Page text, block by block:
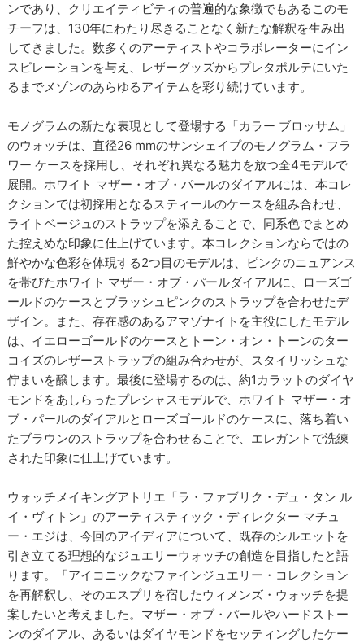
ンであり、クリエイティビティの普遍的な象徴でもあるこのモ
チーフは、130年にわたり尽きることなく新たな解釈を生み出
してきました。数多くのアーティストやコラボレーターにイン
スピレーションを与え、レザーグッズからプレタポルテにいた
るまでメゾンのあらゆるアイテムを彩り続けています。
モノグラムの新たな表現として登場する「カラー ブロッサム」
のウォッチは、直径26 mmのサンシェイプのモノグラム・フラ
ワー ケースを採用し、それぞれ異なる魅力を放つ全4モデルで
展開。ホワイト マザー・オブ・パールのダイアルには、本コレ
クションでは初採用となるスティールのケースを組み合わせ、
ライトベージュのストラップを添えることで、同系色でまとめ
た控えめな印象に仕上げています。本コレクションならではの
鮮やかな色彩を体現する2つ目のモデルは、ピンクのニュアンス
を帯びたホワイト マザー・オブ・パールダイアルに、ローズゴ
ールドのケースとブラッシュピンクのストラップを合わせたデ
ザイン。また、存在感のあるアマゾナイトを主役にしたモデル
は、イエローゴールドのケースとトーン・オン・トーンのター
コイズのレザーストラップの組み合わせが、スタイリッシュな
佇まいを醸します。最後に登場するのは、約1カラットのダイヤ
モンドをあしらったプレシャスモデルで、ホワイト マザー・オ
ブ・パールのダイアルとローズゴールドのケースに、落ち着い
たブラウンのストラップを合わせることで、エレガントで洗練
された印象に仕上げています。
ウォッチメイキングアトリエ「ラ・ファブリク・デュ・タン ル
イ・ヴィトン」のアーティスティック・ディレクター マチュ
ー・エジは、今回のアイディアについて、既存のシルエットを
引き立てる理想的なジュエリーウォッチの創造を目指したと語
ります。「アイコニックなファインジュエリー・コレクション
を再解釈し、そのエスプリを宿したウィメンズ・ウォッチを提
案したいと考えました。マザー・オブ・パールやハードストー
ンのダイアル、あるいはダイヤモンドをセッティングしたケー